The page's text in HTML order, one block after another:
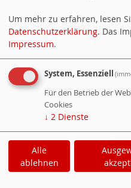
WebsoziCMS
Um mehr zu erfahren, lesen
Datenschutzerklärung. Das
Impressum.
System, Essenziell
Für den Betrieb der
Cookies
↓ 2 Dienste
Alle
ablehnen